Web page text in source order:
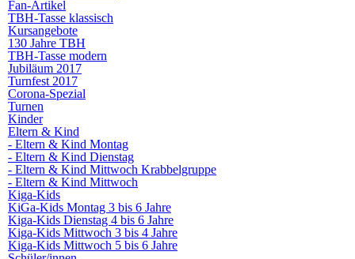
Fan-Artikel
TBH-Tasse klassisch
Kursangebote
130 Jahre TBH
TBH-Tasse modern
Jubiläum 2017
Turnfest 2017
Corona-Spezial
Turnen
Kinder
Eltern & Kind
- Eltern & Kind Montag
- Eltern & Kind Dienstag
- Eltern & Kind Mittwoch Krabbelgruppe
- Eltern & Kind Mittwoch
Kiga-Kids
KiGa-Kids Montag 3 bis 6 Jahre
Kiga-Kids Dienstag 4 bis 6 Jahre
Kiga-Kids Mittwoch 3 bis 4 Jahre
Kiga-Kids Mittwoch 5 bis 6 Jahre